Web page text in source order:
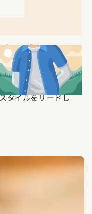
癒しを感じてもら
で、
に。
タイルをリードし